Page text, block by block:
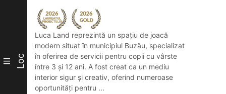
III Loc
Luca Land reprezintă un spațiu de joacă
modern situat în municipiul Buzău, specializat
în oferirea de servicii pentru copii cu vârste
între 3 și 12 ani. A fost creat ca un mediu
interior sigur și creativ, oferind numeroase
oportunități pentru ...